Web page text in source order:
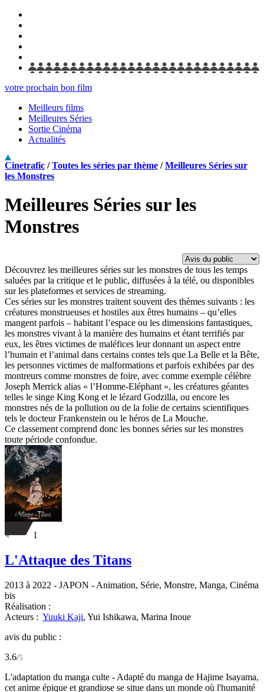
votre prochain bon film
Meilleurs films
Meilleures Séries
Sortie Cinéma
Actualités
Cinetrafic /Toutes les séries par thème /Meilleures Séries sur
les Monstres
Meilleures Séries sur les
Monstres
Découvrez les meilleures séries sur les monstres de tous les temps
saluées par la critique et le public, diffusées à la télé, ou disponibles
sur les plateformes et services de streaming.
Ces séries sur les monstres traitent souvent des thèmes suivants : les
créatures monstrueuses et hostiles aux êtres humains – qu’elles
mangent parfois – habitant l’espace ou les dimensions fantastiques,
les monstres vivant à la manière des humains et étant terrifiés par
eux, les êtres victimes de maléfices leur donnant un aspect entre
l’humain et l’animal dans certains contes tels que La Belle et la Bête,
les personnes victimes de malformations et parfois exhibées par des
montreurs comme monstres de foire, avec comme exemple célèbre
Joseph Merrick alias « l’Homme-Eléphant », les créatures géantes
telles le singe King Kong et le lézard Godzilla, ou encore les
monstres nés de la pollution ou de la folie de certains scientifiques
tels le docteur Frankenstein ou le héros de La Mouche.
Ce classement comprend donc les bonnes séries sur les monstres
toute période confondue.
1
L'Attaque des Titans
2013 à 2022 - JAPON - Animation, Série, Monstre, Manga, Cinéma
bis
Réalisation :
Acteurs : Yuuki Kaji, Yui Ishikawa, Marina Inoue
avis du public :
3.6/5
L'adaptation du manga culte - Adapté du manga de Hajime Isayama,
cet anime épique et grandiose se situe dans un monde où l'humanité